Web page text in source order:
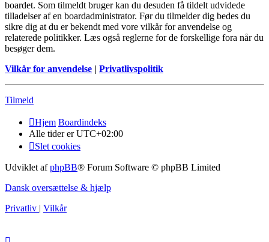
boardet. Som tilmeldt bruger kan du desuden få tildelt udvidede
tilladelser af en boardadministrator. Før du tilmelder dig bedes du
sikre dig at du er bekendt med vore vilkår for anvendelse og
relaterede politikker. Læs også reglerne for de forskellige fora når du
besøger dem.
Vilkår for anvendelse | Privatlivspolitik
Tilmeld
Hjem Boardindeks
Alle tider erUTC+02:00
Slet cookies
Udviklet afphpBB® Forum Software © phpBB Limited
Dansk oversættelse & hjælp
Privatliv | Vilkår